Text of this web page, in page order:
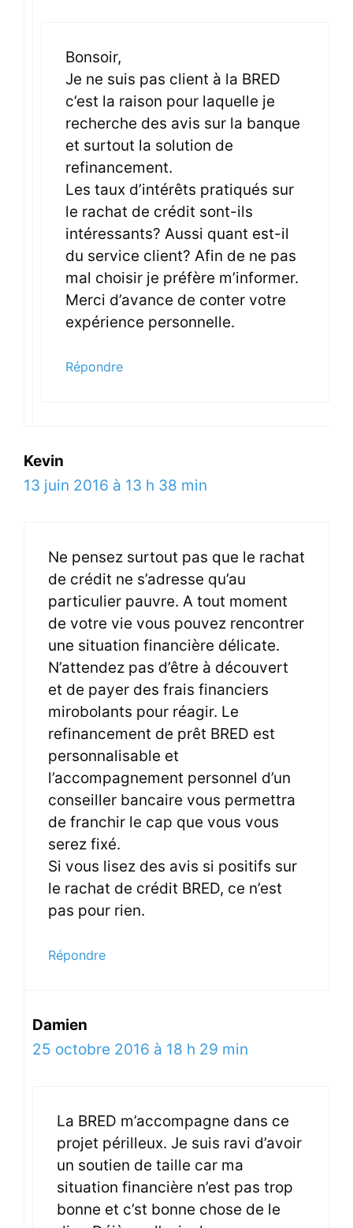
Bonsoir,
Je ne suis pas client à la BRED
c’est la raison pour laquelle je
recherche des avis sur la banque
et surtout la solution de
refinancement.
Les taux d’intérêts pratiqués sur
le rachat de crédit sont-ils
intéressants? Aussi quant est-il
du service client? Afin de ne pas
mal choisir je préfère m’informer.
Merci d’avance de conter votre
expérience personnelle.
Répondre
Kevin
13 juin 2016 à 13 h 38 min
Ne pensez surtout pas que le rachat
de crédit ne s’adresse qu’au
particulier pauvre. A tout moment
de votre vie vous pouvez rencontrer
une situation financière délicate.
N’attendez pas d’être à découvert
et de payer des frais financiers
mirobolants pour réagir. Le
refinancement de prêt BRED est
personnalisable et
l’accompagnement personnel d’un
conseiller bancaire vous permettra
de franchir le cap que vous vous
serez fixé.
Si vous lisez des avis si positifs sur
le rachat de crédit BRED, ce n’est
pas pour rien.
Répondre
Damien
25 octobre 2016 à 18 h 29 min
La BRED m’accompagne dans ce
projet périlleux. Je suis ravi d’avoir
un soutien de taille car ma
situation financière n’est pas trop
bonne et c’st bonne chose de le